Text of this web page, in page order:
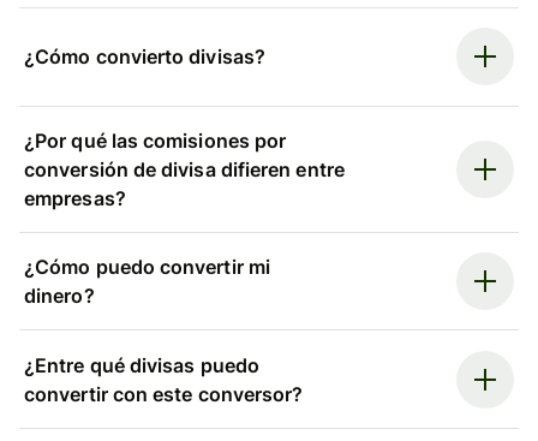
¿Cómo convierto divisas?
¿Por qué las comisiones por
conversión de divisa difieren entre
empresas?
¿Cómo puedo convertir mi
dinero?
¿Entre qué divisas puedo
convertir con este conversor?